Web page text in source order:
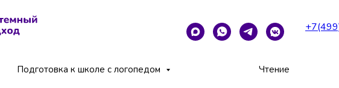
Подготовка к школе с логопедом Чтение
особенности учащихся необходимо знать классному руководителю